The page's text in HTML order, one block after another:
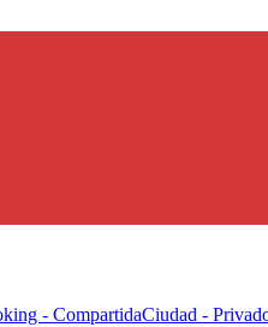
- CompartidaCiudad -